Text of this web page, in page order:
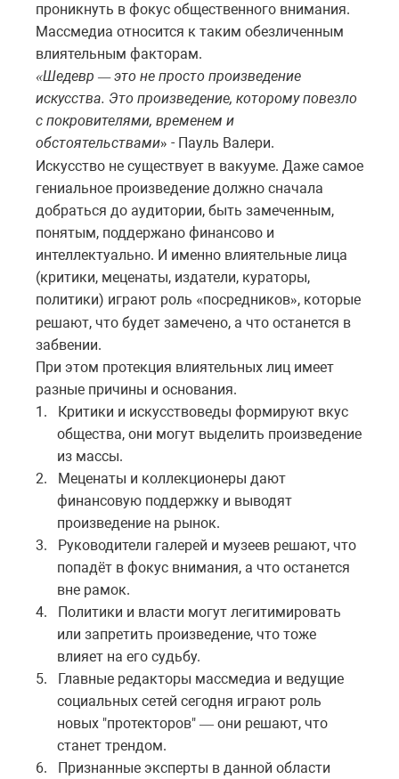
проникнуть в фокус общественного внимания.
Массмедиа относится к таким обезличенным
влиятельным факторам.
«Шедевр — это не просто произведение
искусства. Это произведение, которому повезло
с покровителями, временем и
обстоятельствами» - Пауль Валери.
Искусство не существует в вакууме. Даже самое
гениальное произведение должно сначала
добраться до аудитории, быть замеченным,
понятым, поддержано финансово и
интеллектуально. И именно влиятельные лица
(критики, меценаты, издатели, кураторы,
политики) играют роль «посредников», которые
решают, что будет замечено, а что останется в
забвении.
При этом протекция влиятельных лиц имеет
разные причины и основания.
1.
Критики и искусствоведы формируют вкус
общества, они могут выделить произведение
из массы.
2.
Меценаты и коллекционеры дают
финансовую поддержку и выводят
произведение на рынок.
3.
Руководители галерей и музеев решают, что
попадёт в фокус внимания, а что останется
вне рамок.
4.
Политики и власти могут легитимировать
или запретить произведение, что тоже
влияет на его судьбу.
5.
Главные редакторы массмедиа и ведущие
социальных сетей сегодня играют роль
новых "протекторов" — они решают, что
станет трендом.
6.
Признанные эксперты в данной области